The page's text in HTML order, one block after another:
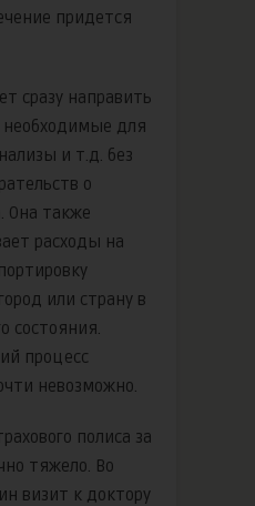
придется
сразу направить
необходимые для
и т.д. без
о
Она также
расходы на
или страну в
состояния.
процесс
невозможно.
полиса за
тяжело. Во
визит к доктору